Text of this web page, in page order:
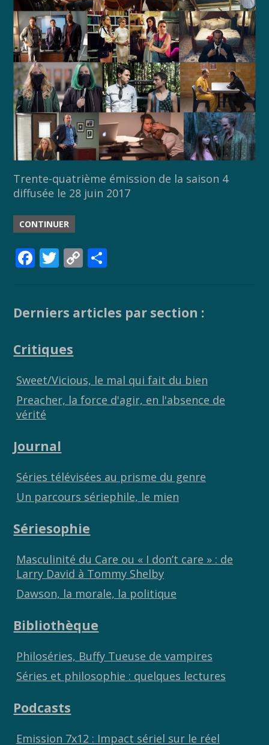
Trente-quatrième émission de la saison 4
diffusée le 28 juin 2017
CONTINUER
F
b
o
k
T
er
C
y
k
g
Derniers articles par section :
Critiques
Sweet/Vicious, le mal qui fait du bien
Preacher, la force d'agir, en l'absence de
vérité
Journal
Séries télévisées au prisme du genre
Un parcours sériephile, le mien
Sériesophie
Masculinité du Care ou « I don’t care » : de
Larry David à Tommy Shelby
Dawson, la morale, la politique
Bibliothèque
Philoséries, Buffy Tueuse de vampires
Séries et philosophie : quelques lectures
Podcasts
Emission 7x12 : Impact sériel sur le réel